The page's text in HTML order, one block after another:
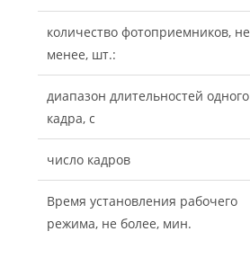
количество фотоприемников, не
менее, шт.:
диапазон длительностей одного
кадра, с
число кадров
Время установления рабочего
режима, не более, мин.